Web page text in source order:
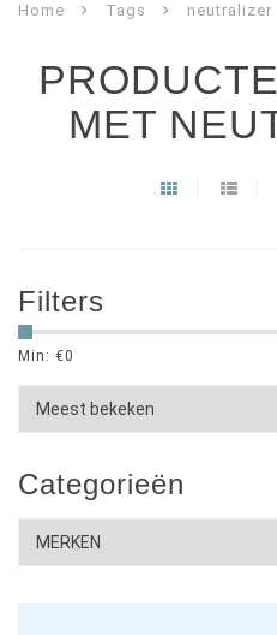
Home Tags neutralizer
MET
Filters
Min: €0
Categorieën